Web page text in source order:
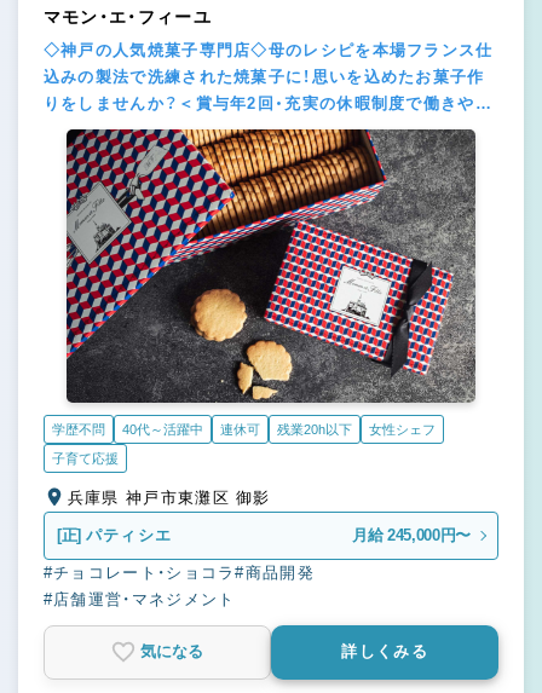
マモン・エ・フィーユ
◇神戸の人気焼菓子専門店◇母のレシピを本場フランス仕
込みの製法で洗練された焼菓子に！思いを込めたお菓子作
りをしませんか？＜賞与年2回・充実の休暇制度で働きやす
さも◎＞
学歴不問 40代～活躍中 連休可 残業20h以下
女性シェフ
子育て応援
兵庫県 神戸市東灘区 御影
[正] パティシエ 月給 245,000円〜
#チョコレート・ショコラ#商品開発
#店舗運営・マネジメント
気になる 詳しくみる